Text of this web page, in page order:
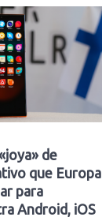
de
que Europa
para
Android, iOS